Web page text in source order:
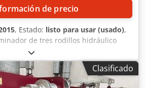
de precio
, Estado: listo para usar (usado),
de tres rodillos hidráulico
fina, la dispersión y la
de trabajo: 600 mm, diámetro de
aproximadamente 1900 kg.
y accesorios. Se proporciona
Clasificado